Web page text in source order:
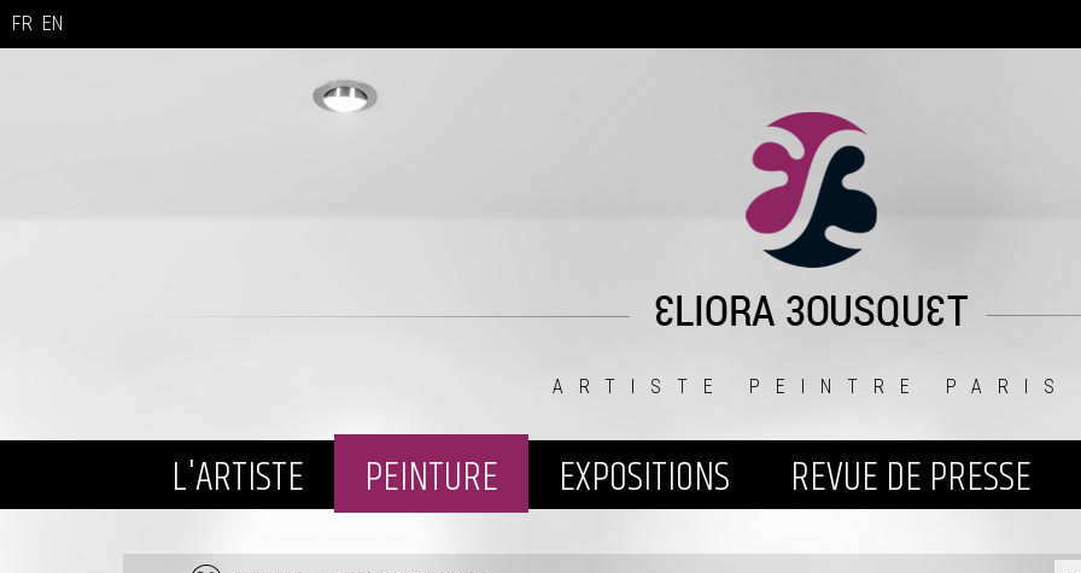
FR EN
ARTISTE PEINTRE PARIS
L'ARTISTE PEINTURE EXPOSITIONS REVUE DE PRESSE